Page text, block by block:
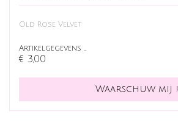
Old Rose Velvet
Artikelgegevens …
€ 3,00
Waarschuw mij !